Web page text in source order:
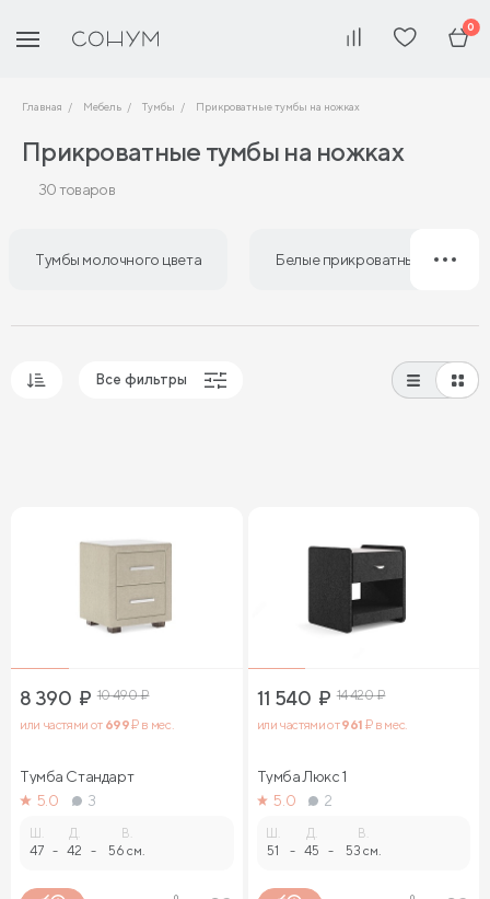
0
Главная Мебель Тумбы Прикроватные тумбы на ножках
Прикроватные тумбы на ножках
30 товаров
Тумбы молочного цвета Белые прикроватные тумбы
Все фильтры
8 390 ₽ 10 490₽
или частями от 699₽ в мес.
Тумба Стандарт
5.0
3
Ш.
47 -
Д.
42 -
В.
56 см.
11 540 ₽ 14 420₽
или частями от961 ₽ в мес.
Тумба Люкс 1
5.0
2
Ш.
51 -
Д.
45 -
В.
53 см.